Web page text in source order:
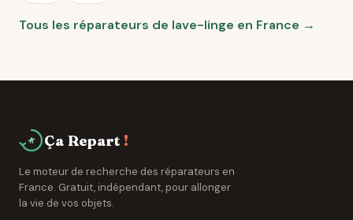
Tous les réparateurs de lave-linge en France →
Ça Repart !
Le moteur de recherche des réparateurs en
France. Gratuit, indépendant, pour allonger
la vie de vos objets.